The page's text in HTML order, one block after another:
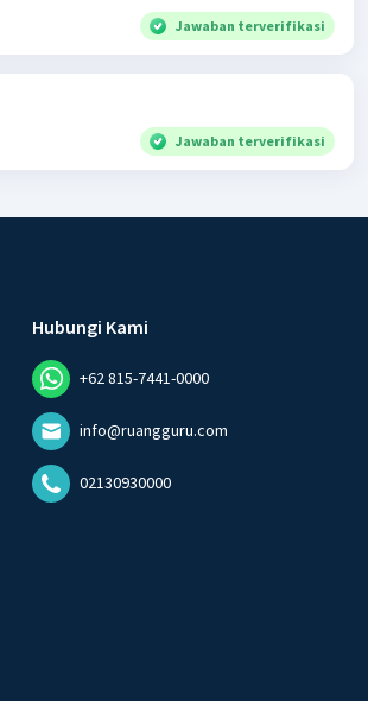
Jawaban terverifikasi
Jawaban terverifikasi
Hubungi Kami
+62 815-7441-0000
info@ruangguru.com
02130930000